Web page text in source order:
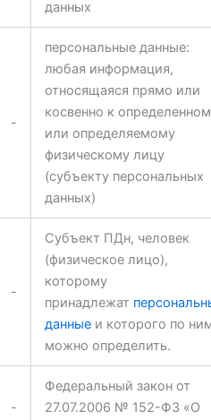
данных
-
персональные данные:
любая информация,
относящаяся прямо или
косвенно к
или определяемому
физическому лицу
(субъекту персональных
данных)
-
Субъект ПДн, человек
(физическое лицо),
которому
принадлежат
данные и которого по
можно определить.
-
Федеральный закон от
27.07.2006 № 152-ФЗ «О